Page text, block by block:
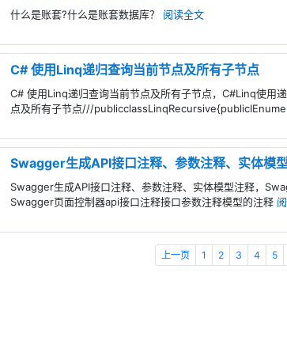
什么是账套?什么是账套数据库？ 阅读全文
C# 使用Linq递归查询当前节点及所有子节点
C# 使用Linq递归查询当前节点及所有子节点，C#Linq使
点及所有子节点///
Swagger生成API接口注释、参数注释、实体模
Swagger生成API接口注释、参数注释、实体模型注释，
Swagger页面控制器api接口注释接口参数注释模型的注释
上一页 1 2 3 4 5